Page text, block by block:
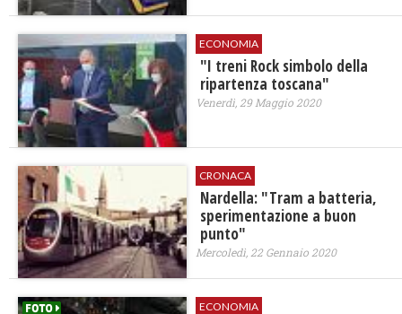
ECONOMIA
"I treni Rock simbolo della
ripartenza toscana"
Venerdì, 29 Maggio 2020
CRONACA
Nardella: "Tram a batteria,
sperimentazione a buon
punto"
Mercoledì, 22 Gennaio 2020
ECONOMIA